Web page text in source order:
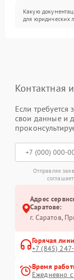
Какую
для юридических
Контактная
Если требуется
свои данные и
Отправляя
Адрес
Саратове:
г. Саратов,
Горячая
+7 (845)
Время
Ежедневно